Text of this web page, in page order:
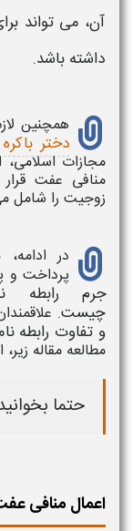
آن، می تواند
داشته باشد.
همچنین
دختر باکره
منافی عفت
زوجیت را شامل
در
پرداخت و
جرم رابطه
چیست.
و تفاوت رابطه
مطالعه مقاله زیر،
حتما
اعمال منافی